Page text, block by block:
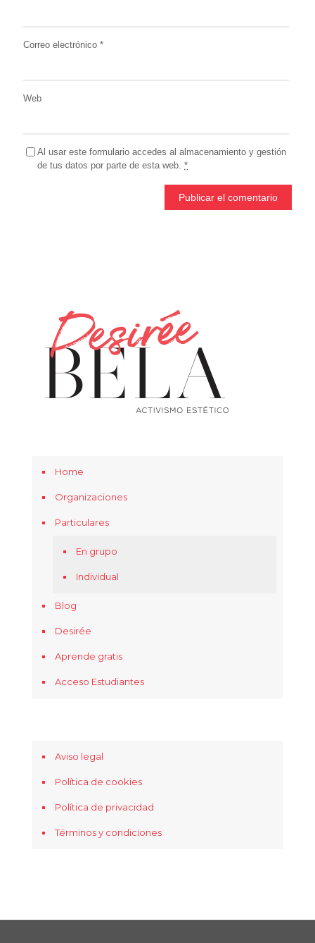
Correo electrónico *
Web
Al usar este formulario accedes al almacenamiento y gestión
de tus datos por parte de esta web. *
Home
Organizaciones
Particulares
En grupo
Individual
Blog
Desirée
Aprende gratis
Acceso Estudiantes
Aviso legal
Política de cookies
Política de privacidad
Términos y condiciones